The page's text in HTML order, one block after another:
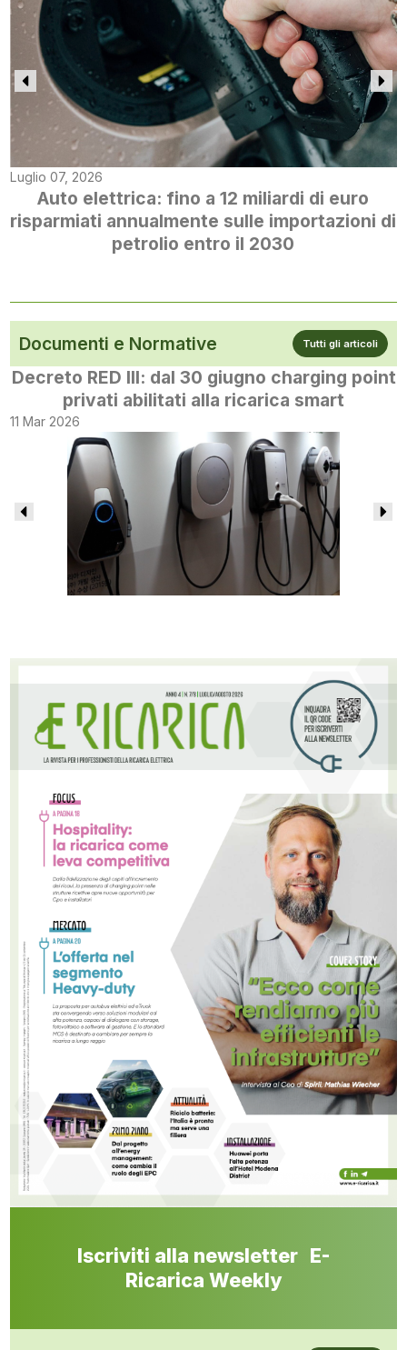
Luglio 07, 2026
Auto elettrica: fino a 12 miliardi di euro
risparmiati annualmente sulle importazioni di
petrolio entro il 2030
Documenti e Normative Tutti gli articoli
Decreto RED III: dal 30 giugno charging point
privati abilitati alla ricarica smart
11 Mar 2026
Iscriviti alla newsletter E-
Ricarica Weekly